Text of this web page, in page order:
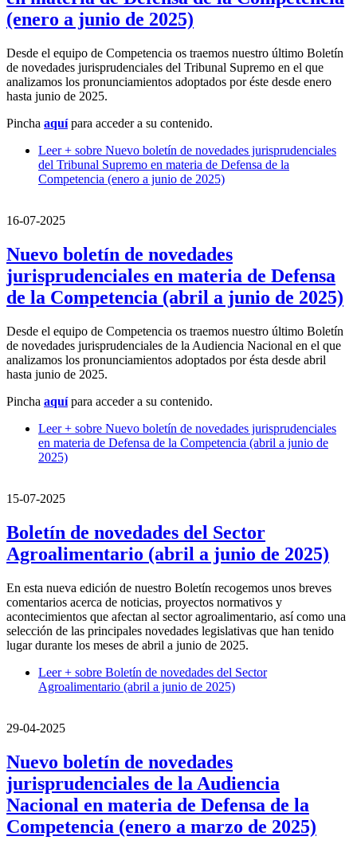
(enero a junio de 2025)
Desde el equipo de Competencia os traemos nuestro último Boletín
de novedades jurisprudenciales del Tribunal Supremo en el que
analizamos los pronunciamientos adoptados por éste desde enero
hasta junio de 2025.
Pincha aquípara acceder a su contenido.
Leer + sobre Nuevo boletín de novedades jurisprudenciales
del Tribunal Supremo en materia de Defensa de la
Competencia (enero a junio de 2025)
16-07-2025
Nuevo boletín de novedades
jurisprudenciales en materia de Defensa
de la Competencia (abril a junio de 2025)
Desde el equipo de Competencia os traemos nuestro último Boletín
de novedades jurisprudenciales de la Audiencia Nacional en el que
analizamos los pronunciamientos adoptados por ésta desde abril
hasta junio de 2025.
Pincha aquípara acceder a su contenido.
Leer + sobre Nuevo boletín de novedades jurisprudenciales
en materia de Defensa de la Competencia (abril a junio de
2025)
15-07-2025
Boletín de novedades del Sector
Agroalimentario (abril a junio de 2025)
En esta nueva edición de nuestro Boletín recogemos unos breves
comentarios acerca de noticias, proyectos normativos y
acontecimientos que afectan al sector agroalimentario, así como una
selección de las principales novedades legislativas que han tenido
lugar durante los meses de abril a junio de 2025.
Leer + sobre Boletín de novedades del Sector
Agroalimentario (abril a junio de 2025)
29-04-2025
Nuevo boletín de novedades
jurisprudenciales de la Audiencia
Nacional en materia de Defensa de la
Competencia (enero a marzo de 2025)